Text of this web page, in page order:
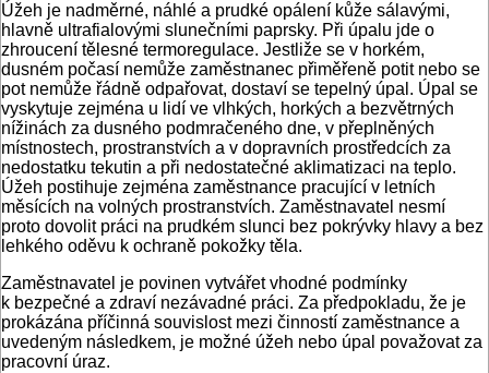
Úžeh je nadměrné, náhlé a prudké opálení kůže sálavými,
hlavně ultrafialovými slunečními paprsky. Při úpalu jde o
zhroucení tělesné termoregulace. Jestliže se v horkém,
dusném počasí nemůže zaměstnanec přiměřeně potit nebo se
pot nemůže řádně odpařovat, dostaví se tepelný úpal. Úpal se
vyskytuje zejména u lidí ve vlhkých, horkých a bezvětrných
nížinách za dusného podmračeného dne, v přeplněných
místnostech, prostranstvích a v dopravních prostředcích za
nedostatku tekutin a při nedostatečné aklimatizaci na teplo.
Úžeh postihuje zejména zaměstnance pracující v letních
měsících na volných prostranstvích. Zaměstnavatel nesmí
proto dovolit práci na prudkém slunci bez pokrývky hlavy a bez
lehkého oděvu k ochraně pokožky těla.
Zaměstnavatel je povinen vytvářet vhodné podmínky
k bezpečné a zdraví nezávadné práci. Za předpokladu, že je
prokázána příčinná souvislost mezi činností zaměstnance a
uvedeným následkem, je možné úžeh nebo úpal považovat za
pracovní úraz.